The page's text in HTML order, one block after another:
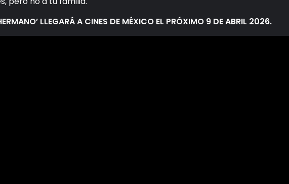
LLEGARÁ A CINES DE MÉXICO EL PRÓXIMO 9 DE ABRIL 2026.